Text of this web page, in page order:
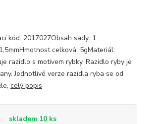
kód: 2017027Obsah sady: 1
celková: 5gMateriál:
razidlo s motivem rybky. Razidlo ryby je
Jednotlivé verze razidla ryba se od
celý popis
skladem 10 ks